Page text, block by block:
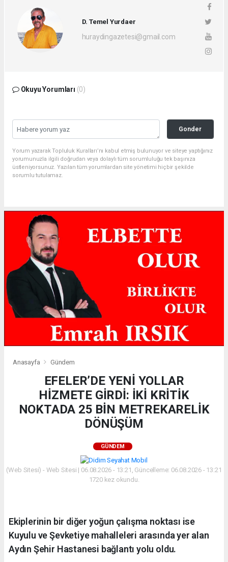
D. Temel Yurdaer
huraydingazetesi@gmail.com
Okuyu Yorumları (0)
Gonder
Yorum yazarak Topluluk Kuralları’nı kabul etmiş bulunuyor ve siteye yaptığınız
yorumunuzla ilgili doğrudan veya dolaylı tüm sorumluluğu tek başınıza
üstleniyorsunuz. Yazılan tüm yorumlardan site yönetimi hiçbir şekilde
sorumlu tutulamaz.
Anasayfa Gündem
EFELER’DE YENİ YOLLAR
HİZMETE GİRDİ: İKİ KRİTİK
NOKTADA 25 BİN METREKARELİK
DÖNÜŞÜM
GÜNDEM
(Web Sitesi) - Web Sitesi | 06.08.2026 - 13:21, Güncelleme: 06.08.2026 - 13:21
1720 kez okundu.
Ekiplerinin bir diğer yoğun çalışma noktası ise
Kuyulu ve Şevketiye mahalleleri arasında yer alan
Aydın Şehir Hastanesi bağlantı yolu oldu.